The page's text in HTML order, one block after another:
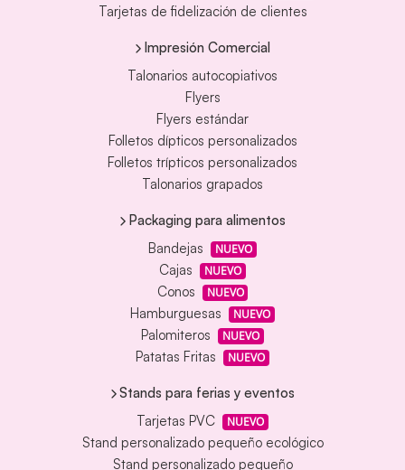
Tarjetas de fidelización de clientes
Impresión Comercial
Talonarios autocopiativos
Flyers
Flyers estándar
Folletos dípticos personalizados
Folletos trípticos personalizados
Talonarios grapados
Packaging para alimentos
Bandejas
NUEVO
Cajas NUEVO
Conos NUEVO
Hamburguesas NUEVO
Palomiteros NUEVO
Patatas Fritas NUEVO
Stands para ferias y eventos
Tarjetas PVC
NUEVO
Stand personalizado pequeño ecológico
Stand personalizado pequeño